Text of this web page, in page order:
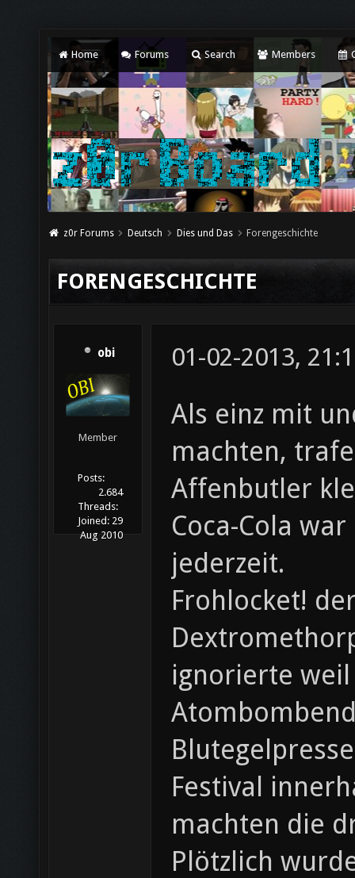
Home Forums Search Members
z0r Forums Deutsch Dies und Das Forengeschichte
FORENGESCHICHTE
obi
Member
Posts:
2.684
Threads:
29
Joined:
Aug 2010
01-02-2013,
Als einz mit
machten,
Affenbutler
Coca-Cola
jederzeit.
Frohlocket!
ignorierte
Festival
machten die
Plötzlich